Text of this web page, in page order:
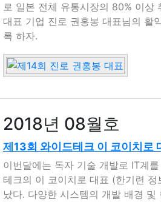
로 일본 전체 유통시장의 80% 이상
대표 기업 진로 권홍봉 대표님의 활
록 하자.
2018년 08월호
제13회 와이드테크 이 코이치로
이번달에는 독자 기술 개발로 IT계
테크의 이 코이치로 대표 (한기련
났다. 다양한 시스템의 개발 배경 및